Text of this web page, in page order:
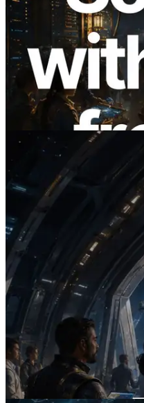
2026.08.05
ERPC mở rộng
với phép đo ping
Validators
thức ra mắt
Đọc bài viết này
2026.07.04
ERPC ra mắt
Mở ra thời đại AI
cầu cho API cần
Đọc bài viết này